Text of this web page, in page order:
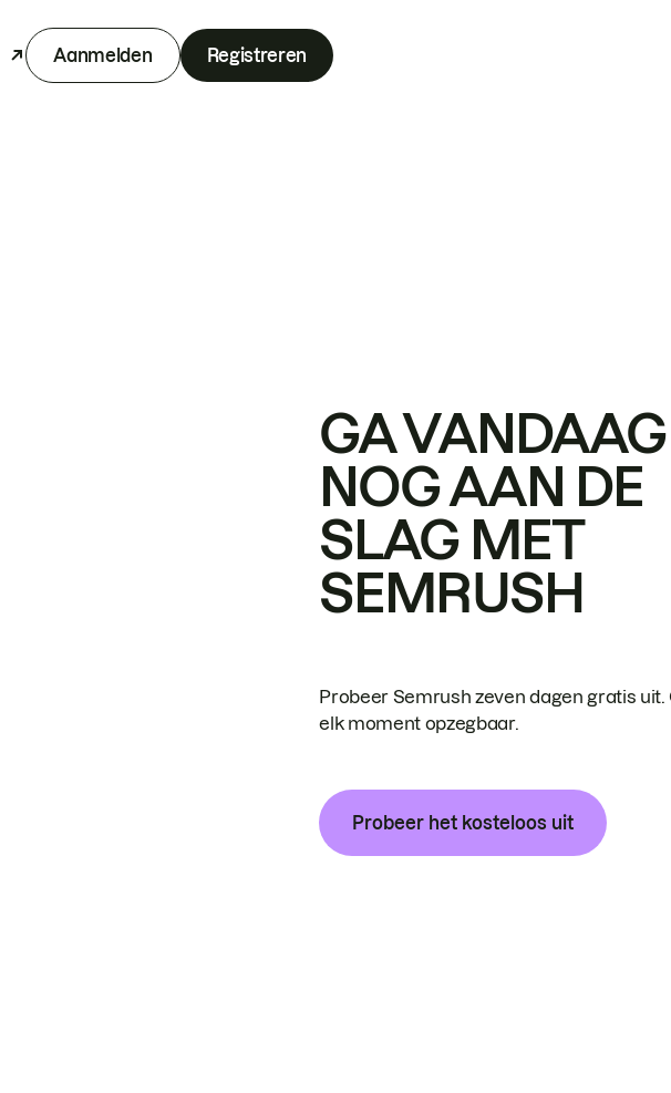
Aanmelden Registreren
GA VANDAAG
NOG AAN DE
SLAG MET
SEMRUSH
Probeer Semrush zeven dagen gratis uit.
elk moment opzegbaar.
Probeer het kosteloos uit